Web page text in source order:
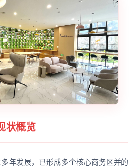
状概览
年发展，已形成多个核心商务区并的